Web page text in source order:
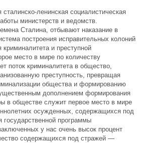
ленинская социалистическая
министерств и ведомств.
Сталина, отбывают наказание в
построения исправительных колоний
и преступной
место в мире по количеству
поток криминалитета в общество,
преступность, превращая
общества и формированию
дополнением формирования
в обществе служит первое место в мире
осужденных, содержащихся под
государственной программы
у нас очень высок процент
содержащихся под стражей —